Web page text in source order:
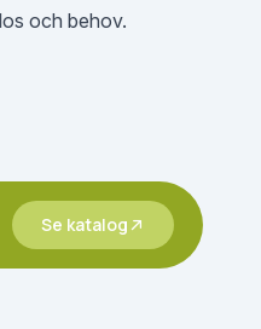
och behov.
Se katalog